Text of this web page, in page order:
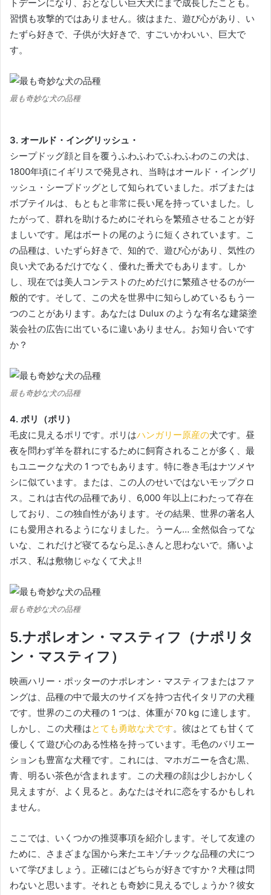
トデーンになり、おとなしい巨大犬にまで成長したことも。
習慣も攻撃的ではありません。 彼はまた、遊び心があり、い
たずら好きで、子供が大好きで、すごいかわいい、巨大で
す。
最も奇妙な犬の品種
3. オールド・イングリッシュ・
シープドッグ顔と目を覆うふわふわでふわふわのこの犬は、
1800年頃にイギリスで発見され、当時はオールド・イングリ
ッシュ・シープドッグとして知られていました。 ボブまたは
ボブテイルは、もともと非常に長い尾を持っていました。
し
たがって、群れを助けるためにそれらを繁殖させることが好
ましいです。 尾はボートの尾のように短くされています。
こ
の品種は、いたずら好きで、知的で、遊び心があり、気性の
良い犬であるだけでなく、優れた番犬でもあります。
しか
し、現在では美人コンテストのためだけに繁殖させるのが一
般的です。 そして、この犬を世界中に知らしめているもう一
つのことがあります。 あなたは Dulux のような有名な建築塗
装会社の広告に出ているに違いありません。 お知り合いです
か？
最も奇妙な犬の品種
4. ポリ（ポリ）
毛皮に見えるポリです。 ポリはハンガリー原産の犬です。 昼
夜を問わず羊を群れにするために飼育されることが多く、最
もユニークな犬の 1 つでもあります。 特に巻き毛はナツメヤ
シに似ています。
または、この人のせいではないモップクロ
ス。
これは古代の品種であり、6,000 年以上にわたって存在
しており、この独自性があります。 その結果、世界の著名人
にも愛用されるようになりました。
うーん… 全然似合ってな
いな、これだけど寝てるなら足ふきんと思わないで。 痛いよ
ボス、私は敷物じゃなくて犬よ!!
最も奇妙な犬の品種
5.ナポレオン・マスティフ（ナポリタ
ン・マスティフ）
映画ハリー・ポッターのナポレオン・マスティフまたはファ
ングは、品種の中で最大のサイズを持つ古代イタリアの犬種
です。 世界のこの犬種の 1 つは、体重が 70 kg に達します。
しかし、この犬種はとても勇敢な犬です。 彼はとても甘くて
優しくて遊び心のある性格を持っています。 毛色のバリエー
ションも豊富な犬種です。
これには、マホガニーを含む黒、
青、明るい茶色が含まれます。
この犬種の顔は少しおかしく
見えますが、よく見ると。 あなたはそれに恋をするかもしれ
ません。
ここでは、いくつかの推奨事項を紹介します。 そして友達の
ために、さまざまな国から来たエキゾチックな品種の犬につ
いて学びましょう。 正確にはどちらが好きですか？ 犬種は問
わないと思います。 それとも奇妙に見えるでしょうか？ 彼女